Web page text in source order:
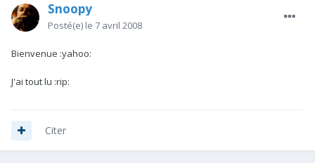
Snoopy
Posté(e) le 7 avril 2008
Bienvenue :yahoo:
J'ai tout lu :rip:
Citer